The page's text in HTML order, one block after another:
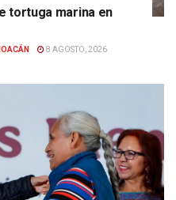
tortuga marina en
8 AGOSTO, 2026